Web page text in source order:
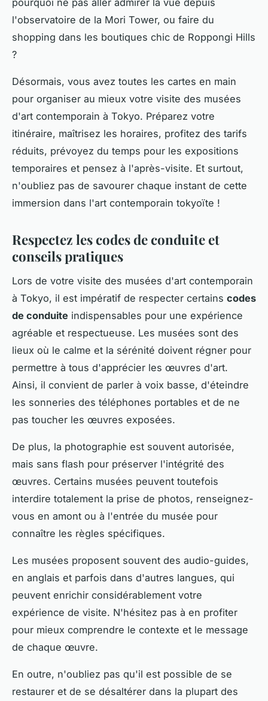
l'observatoire de la Mori Tower, ou faire du
shopping dans les boutiques chic de Roppongi Hills
?
Désormais, vous avez toutes les cartes en main
pour organiser au mieux votre visite des musées
d'art contemporain à Tokyo. Préparez votre
itinéraire, maîtrisez les horaires, profitez des tarifs
réduits, prévoyez du temps pour les expositions
temporaires et pensez à l'après-visite. Et surtout,
n'oubliez pas de savourer chaque instant de cette
immersion dans l'art contemporain tokyoïte !
Respectez les codes de conduite et
conseils pratiques
Lors de votre visite des musées d'art contemporain
à Tokyo, il est impératif de respecter certains codes
de conduite indispensables pour une expérience
agréable et respectueuse. Les musées sont des
lieux où le calme et la sérénité doivent régner pour
permettre à tous d'apprécier les œuvres d'art.
Ainsi, il convient de parler à voix basse, d'éteindre
les sonneries des téléphones portables et de ne
pas toucher les œuvres exposées.
De plus, la photographie est souvent autorisée,
mais sans flash pour préserver l'intégrité des
œuvres. Certains musées peuvent toutefois
interdire totalement la prise de photos, renseignez-
vous en amont ou à l'entrée du musée pour
connaître les règles spécifiques.
Les musées proposent souvent des audio-guides,
en anglais et parfois dans d'autres langues, qui
peuvent enrichir considérablement votre
expérience de visite. N'hésitez pas à en profiter
pour mieux comprendre le contexte et le message
de chaque œuvre.
En outre, n'oubliez pas qu'il est possible de se
restaurer et de se désaltérer dans la plupart des